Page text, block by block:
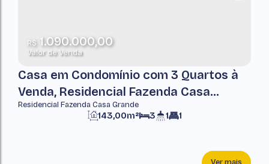
R$1.090.000,00
Valor de Venda
Casa em Condomínio com 3 Quartos à
Venda, Residencial Fazenda Casa
Grande - Taubaté
Residencial Fazenda Casa Grande
3 1
143,00m² 1